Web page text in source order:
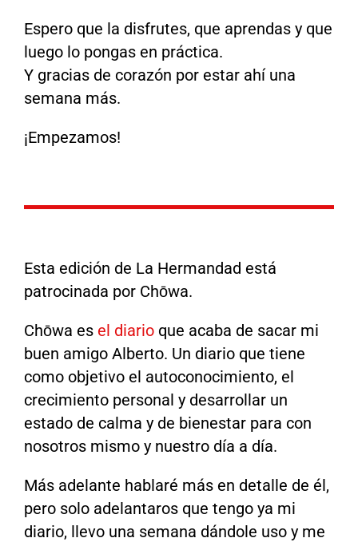
Espero que la disfrutes, que aprendas y que
luego lo pongas en práctica.
Y gracias de corazón por estar ahí una
semana más.
¡Empezamos!
Esta edición de La Hermandad está
patrocinada por Chōwa.
Chōwa es el diarioque acaba de sacar mi
buen amigo Alberto. Un diario que tiene
como objetivo el autoconocimiento, el
crecimiento personal y desarrollar un
estado de calma y de bienestar para con
nosotros mismo y nuestro día a día.
Más adelante hablaré más en detalle de él,
pero solo adelantaros que tengo ya mi
diario, llevo una semana dándole uso y me